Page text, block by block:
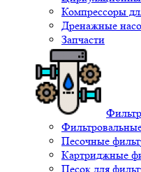
Компрессоры
Дренажные
Запчасти
Песочные
Картриджные
Песок для